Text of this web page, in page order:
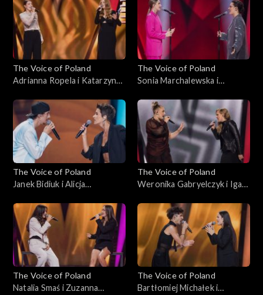
Poland”, Bitwy, 12
października 2024
października 2024
The Voice of Poland
Adrianna Ropela i Katarzyna
Friends Are For”; „The Voice
of Poland”, Bitwy, 12
października 2024
The Voice of Poland
Sonia Marchalewska i
szczęścia”; „The Voice of
Poland”, Bitwy, 12
października 2024
The Voice of Poland
Janek Bidiuk i Alicja
Voice of Poland”, Bitwy, 12
października 2024
The Voice of Poland
Weronika Gabryelczyk i Iga
„The Voice of Poland”, Bitwy,
12 października 2024
The Voice of Poland
Natalia Smaś i Zuzanna
The Voice of Poland
Bartłomiej Michałek i